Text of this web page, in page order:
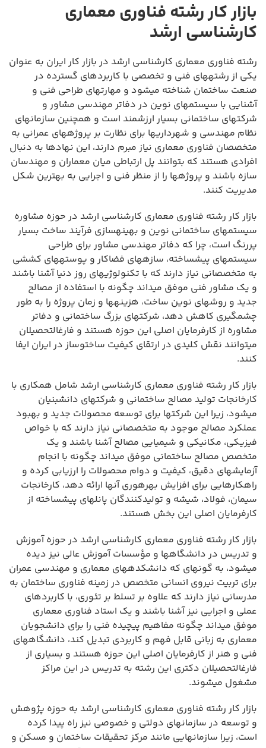
بازار کار رشته فناوری معماری
کارشناسی ارشد
رشته فناوری معماری کارشناسی ارشد در بازار کار ایران به عنوان
یکی از رشتههای فنی و تخصصی با کاربردهای گسترده در
صنعت ساختمان شناخته میشود و مهارتهای طراحی فنی و
آشنایی با سیستمهای نوین در دفاتر مهندسی مشاور و
شرکتهای ساختمانی بسیار ارزشمند است و همچنین سازمانهای
نظام مهندسی و شهرداریها برای نظارت بر پروژههای عمرانی به
متخصصان فناوری معماری نیاز مبرم دارند، این نهادها به دنبال
افرادی هستند که بتوانند پل ارتباطی میان معماران و مهندسان
سازه باشند و پروژهها را از منظر فنی و اجرایی به بهترین شکل
مدیریت کنند.
بازار کار رشته فناوری معماری کارشناسی ارشد در حوزه مشاوره
سیستمهای ساختمانی نوین و بهینهسازی فرآیند ساخت بسیار
پررنگ است، چرا که دفاتر مهندسی مشاور برای طراحی
سیستمهای پیشساخته، سازههای فضاکار و پوستههای کششی
به متخصصانی نیاز دارند که با تکنولوژیهای روز دنیا آشنا باشند
و یک مشاور فنی موفق میداند چگونه با استفاده از مصالح
جدید و روشهای نوین ساخت، هزینهها و زمان پروژه را به طور
چشمگیری کاهش دهد، شرکتهای بزرگ ساختمانی و دفاتر
مشاوره از کارفرمایان اصلی این حوزه هستند و فارغالتحصیلان
میتوانند نقش کلیدی در ارتقای کیفیت ساختوساز در ایران ایفا
کنند.
بازار کار رشته فناوری معماری کارشناسی ارشد شامل همکاری با
کارخانجات تولید مصالح ساختمانی و شرکتهای دانشبنیان
میشود، زیرا این شرکتها برای توسعه محصولات جدید و بهبود
عملکرد مصالح موجود به متخصصانی نیاز دارند که با خواص
فیزیکی، مکانیکی و شیمیایی مصالح آشنا باشند و یک
متخصص مصالح ساختمانی موفق میداند چگونه با انجام
آزمایشهای دقیق، کیفیت و دوام محصولات را ارزیابی کرده و
راهکارهایی برای افزایش بهرهوری آنها ارائه دهد، کارخانجات
سیمان، فولاد، شیشه و تولیدکنندگان پانلهای پیشساخته از
کارفرمایان اصلی این بخش هستند.
بازار کار رشته فناوری معماری کارشناسی ارشد در حوزه آموزش
و تدریس در دانشگاهها و مؤسسات آموزش عالی نیز دیده
میشود، به گونهای که دانشکدههای معماری و مهندسی عمران
برای تربیت نیروی انسانی متخصص در زمینه فناوری ساختمان به
مدرسانی نیاز دارند که علاوه بر تسلط بر تئوری، با کاربردهای
عملی و اجرایی نیز آشنا باشند و یک استاد فناوری معماری
موفق میداند چگونه مفاهیم پیچیده فنی را برای دانشجویان
معماری به زبانی قابل فهم و کاربردی تبدیل کند، دانشگاههای
فنی و هنر از کارفرمایان اصلی این حوزه هستند و بسیاری از
فارغالتحصیلان دکتری این رشته به تدریس در این مراکز
مشغول میشوند.
بازار کار رشته فناوری معماری کارشناسی ارشد به حوزه پژوهش
و توسعه در سازمانهای دولتی و خصوصی نیز راه پیدا کرده
است، زیرا سازمانهایی مانند مرکز تحقیقات ساختمان و مسکن و